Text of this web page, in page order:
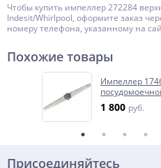
Чтобы купить импеллер 272284
Indesit/Whirlpool, оформите заказ
номеру телефона, указанному на
Похожие товары
Импеллер
1 800 руб.
Присоединяйтесь